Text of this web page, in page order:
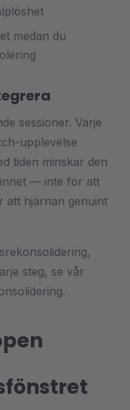
medan du
sessioner. Varje
upplevelse
tiden minskar den
— inte för att
att hjärnan genuint
steg, se vår
.